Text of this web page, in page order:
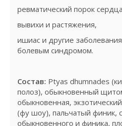
ревматический порок
вывихи и растяжения,
ишиас и другие
болевым синдромом.
Состав: Ptyas dhumnades
полоз), обыкновенный
обыкновенная,
(фу шоу), пальчатый финик,
обыкновенного и финика,